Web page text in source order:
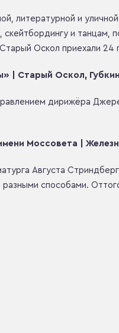
литературной и
и
Оскол приехали 24
| Старый Оскол, Губкин
дирижёра
Моссовета |
Августа
разными способами.